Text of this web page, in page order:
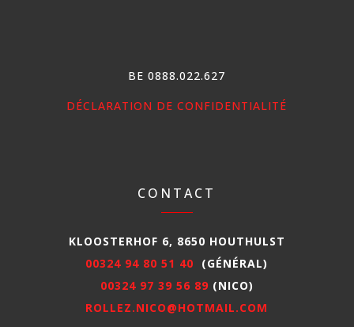
BE 0888.022.627
DÉCLARATION DE CONFIDENTIALITÉ
CONTACT
KLOOSTERHOF 6, 8650 HOUTHULST
00324 94 80 51 40 (GÉNÉRAL)
00324 97 39 56 89 (NICO)
ROLLEZ.NICO@HOTMAIL.COM